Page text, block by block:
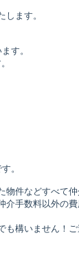
ます。
す。
。
件などすべて仲
介手数料以外の
構いません！ご